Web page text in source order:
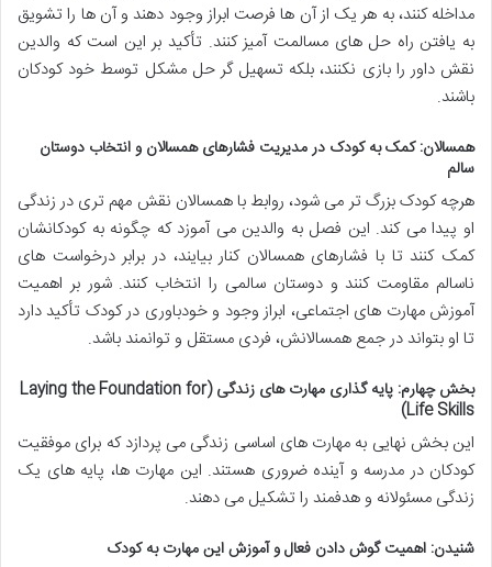
مداخله کنند، به هر یک از آن ها فرصت ابراز وجود دهند و آن ها را تشویق
به یافتن راه حل های مسالمت آمیز کنند. تأکید بر این است که والدین
نقش داور را بازی نکنند، بلکه تسهیل گر حل مشکل توسط خود کودکان
باشند.
همسالان: کمک به کودک در مدیریت فشارهای همسالان و انتخاب دوستان
سالم
هرچه کودک بزرگ تر می شود، روابط با همسالان نقش مهم تری در زندگی
او پیدا می کند. این فصل به والدین می آموزد که چگونه به کودکانشان
کمک کنند تا با فشارهای همسالان کنار بیایند، در برابر درخواست های
ناسالم مقاومت کنند و دوستان سالمی را انتخاب کنند. شور بر اهمیت
آموزش مهارت های اجتماعی، ابراز وجود و خودباوری در کودک تأکید دارد
تا او بتواند در جمع همسالانش، فردی مستقل و توانمند باشد.
بخش چهارم: پایه گذاری مهارت های زندگی (Laying the Foundation for
Life Skills)
این بخش نهایی به مهارت های اساسی زندگی می پردازد که برای موفقیت
کودکان در مدرسه و آینده ضروری هستند. این مهارت ها، پایه های یک
زندگی مسئولانه و هدفمند را تشکیل می دهند.
شنیدن: اهمیت گوش دادن فعال و آموزش این مهارت به کودک